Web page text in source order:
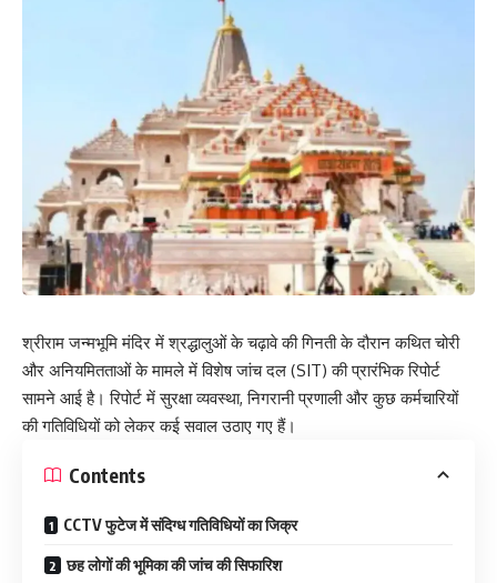
श्रीराम जन्मभूमि मंदिर में श्रद्धालुओं के चढ़ावे की गिनती के दौरान कथित चोरी
और अनियमितताओं के मामले में विशेष जांच दल (SIT) की प्रारंभिक रिपोर्ट
सामने आई है। रिपोर्ट में सुरक्षा व्यवस्था, निगरानी प्रणाली और कुछ कर्मचारियों
की गतिविधियों को लेकर कई सवाल उठाए गए हैं।
Contents
CCTV फुटेज में संदिग्ध गतिविधियों का जिक्र
छह लोगों की भूमिका की जांच की सिफारिश